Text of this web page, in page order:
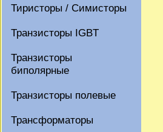
Тиристоры / Симисторы
Транзисторы IGBT
Транзисторы
биполярные
Транзисторы полевые
Трансформаторы